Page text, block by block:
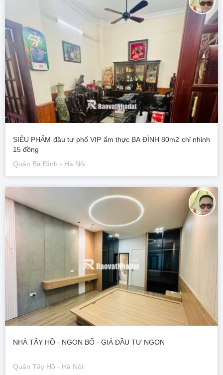
SIÊU PHẨM đầu tư phố VIP ẩm thực BA ĐÌNH 80m2 chỉ nhỉnh
15 đồng
Quận Ba Đình - Hà Nội
NHÀ TÂY HỒ - NGON BỔ - GIÁ ĐẦU TƯ NGON
Quận Tây Hồ - Hà Nội